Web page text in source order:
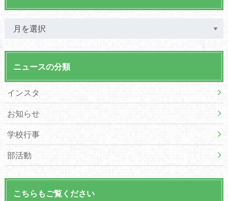
ニュースの分類
インスタ
お知らせ
学校行事
部活動
こちらもご覧ください